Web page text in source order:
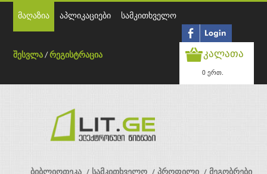
მაღაზია აპლიკაციები სამკითხველო
შესვლა /რეგისტრაცია კალათა
0 ერთ.